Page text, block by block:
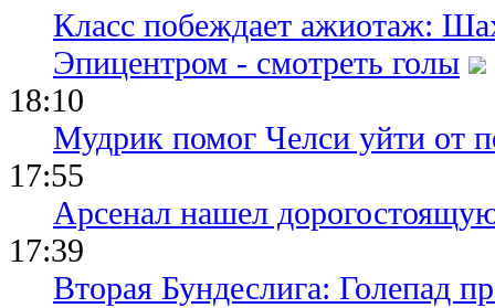
Класс побеждает ажиотаж:
Эпицентром - смотреть голы
18:10
Мудрик помог Челси уйти от
17:55
Арсенал нашел
17:39
Вторая Бундеслига: Голепад